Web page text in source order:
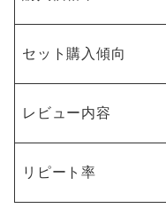
セット購入傾向
レビュー内容
リピート率